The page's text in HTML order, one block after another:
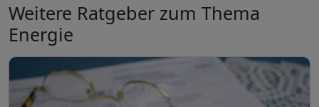
Weitere Ratgeber zum Thema
Energie